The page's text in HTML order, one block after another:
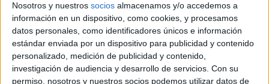
Nosotros y nuestros socios almacenamos y/o accedemos a
información en un dispositivo, como cookies, y procesamos
datos personales, como identificadores únicos e información
estándar enviada por un dispositivo para publicidad y contenido
personalizado, medición de publicidad y contenido,
investigación de audiencia y desarrollo de servicios. Con su
permiso, nosotros y nuestros socios podemos utilizar datos de
TAMBIÉN TE PUEDE INTERESAR
¿PELO JOVEN?: ESTO
DICEN LOS
EXPERTOS SOBRE EL